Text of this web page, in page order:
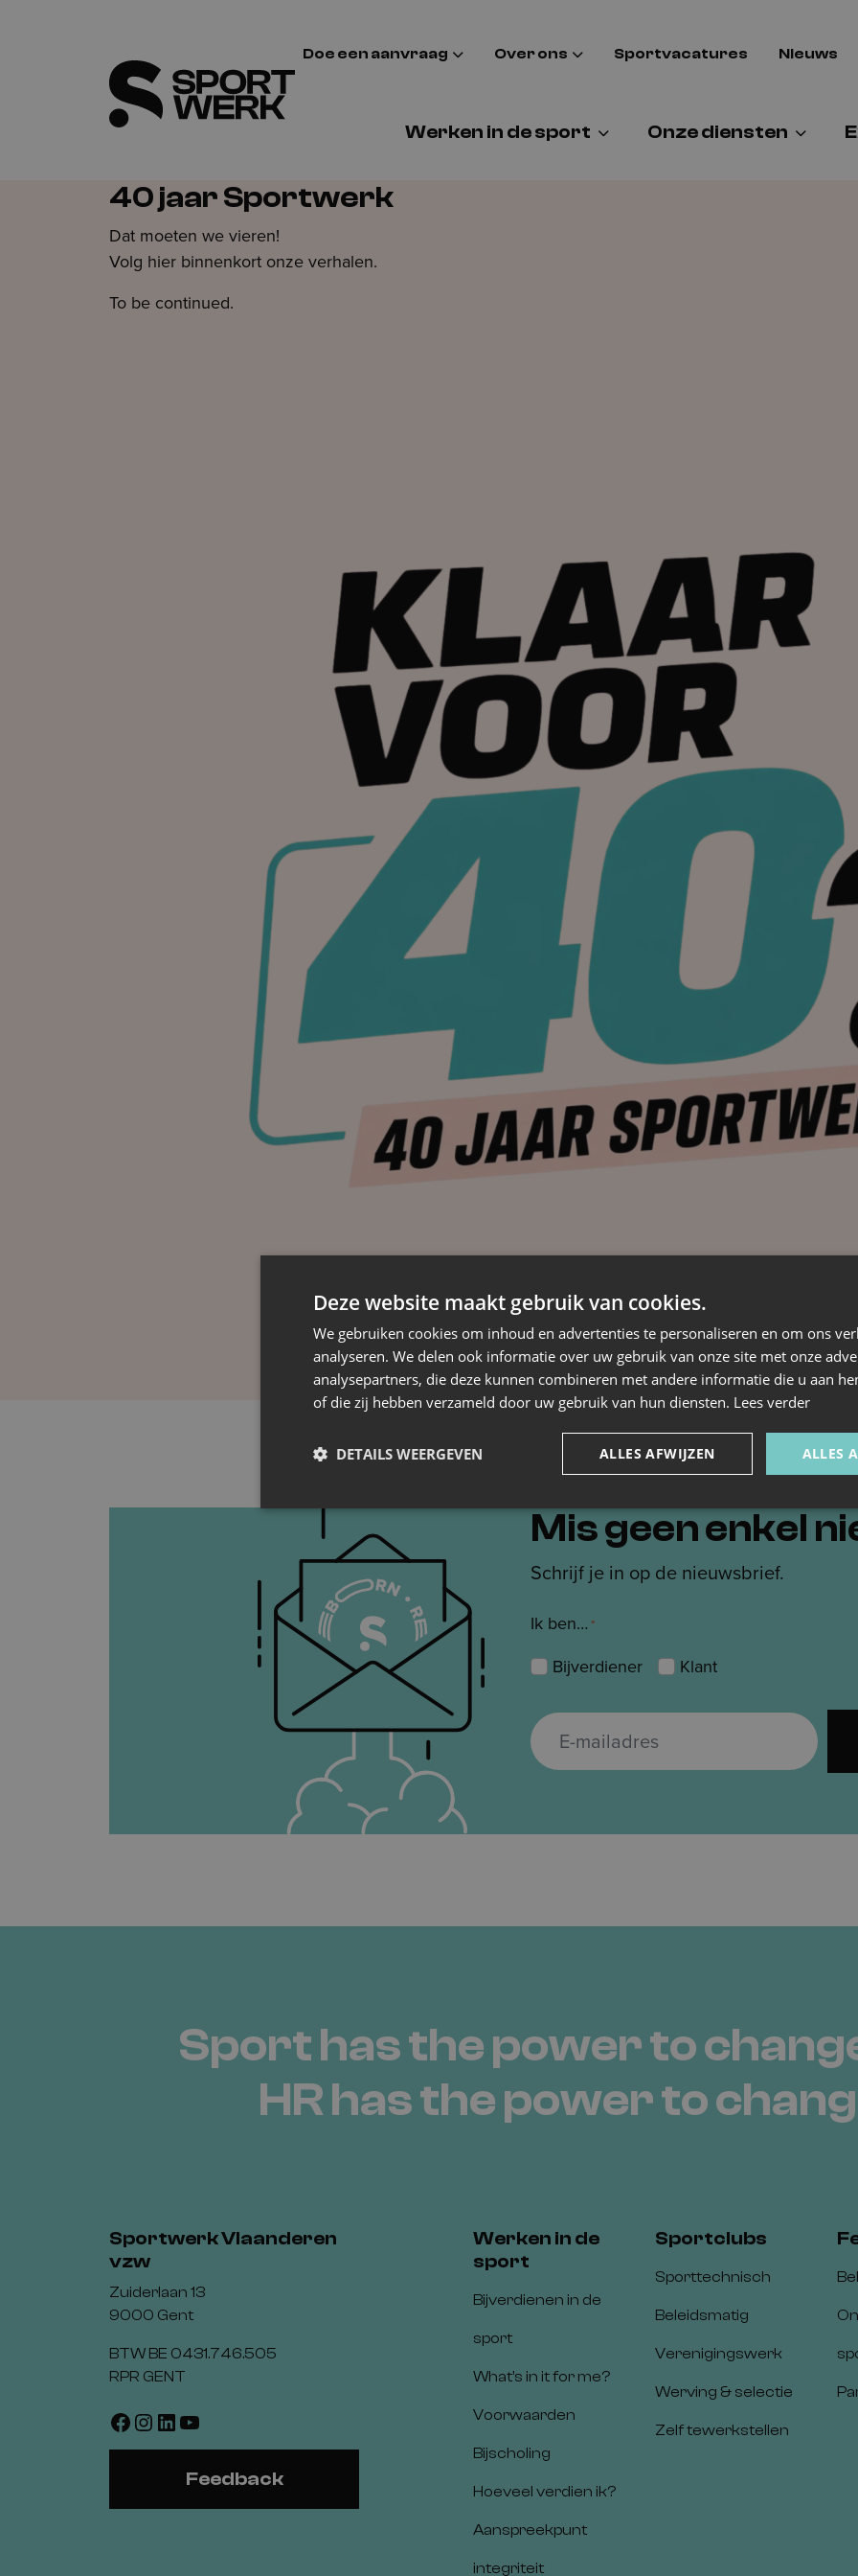
Doe een aanvraag Over ons Sportvacatures Nieuws
Werken in de sport Onze diensten
40 jaar Sportwerk
Dat moeten we vieren!
Volg hier binnenkort onze verhalen.
To be continued.
Mis geen enkel
Schrijf je in op de nieuwsbrief.
Ik ben… *
Bijverdiener Klant
E
-
i
r
Sport has the power to
HR has the power to
Sportwerk Vlaanderen
vzw
Zuiderlaan 13
9000 Gent
BTW BE 0431.746.505
RPR GENT
Facebook
Instagram
LinkedIn
YouTube
Feedback
Werken in de
sport
Bijverdienen in de
sport
What’s in it for me?
Voorwaarden
Bijscholing
Hoeveel verdien ik?
Aanspreekpunt
integriteit
Sportclubs
Sporttechnisch
Beleidsmatig
Verenigingswerk
Werving & selectie
Zelf tewerkstellen
Deze website maakt gebruik van cookies.
We gebruiken cookies om inhoud en advertenties te personaliseren en om ons
analyseren. We delen ook informatie over uw gebruik van onze site met onze
analysepartners, die deze kunnen combineren met andere informatie die u aan
of die zij hebben verzameld door uw gebruik van hun diensten. Lees verder
ALLES
ALLES AFWIJZEN
DETAILS WEERGEVEN